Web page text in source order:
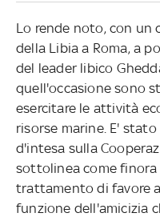
Lo rende noto, con un
della Libia a Roma, a
del leader libico
quell'occasione sono
esercitare le attività
risorse marine. E'
d'intesa sulla
sottolinea come
trattamento di favore
funzione dell'amicizia